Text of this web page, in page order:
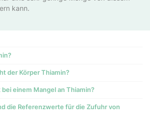
kann.
der Körper Thiamin?
bei einem Mangel an Thiamin?
die Referenzwerte für die Zufuhr von